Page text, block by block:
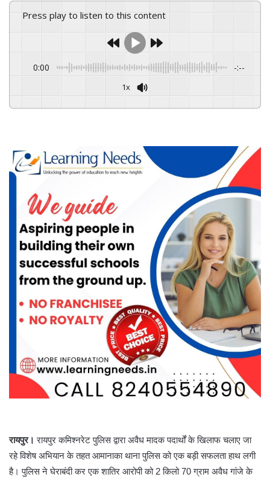
Press play to listen to this content
0:00 -:--
1x
रायपुर। रायपुर कमिश्नरेट पुलिस द्वारा अवैध मादक पदार्थों के खिलाफ चलाए जा
रहे विशेष अभियान के तहत आमानाका थाना पुलिस को एक बड़ी सफलता हाथ लगी
है। पुलिस ने घेराबंदी कर एक शातिर आरोपी को 2 किलो 70 ग्राम अवैध गांजे के